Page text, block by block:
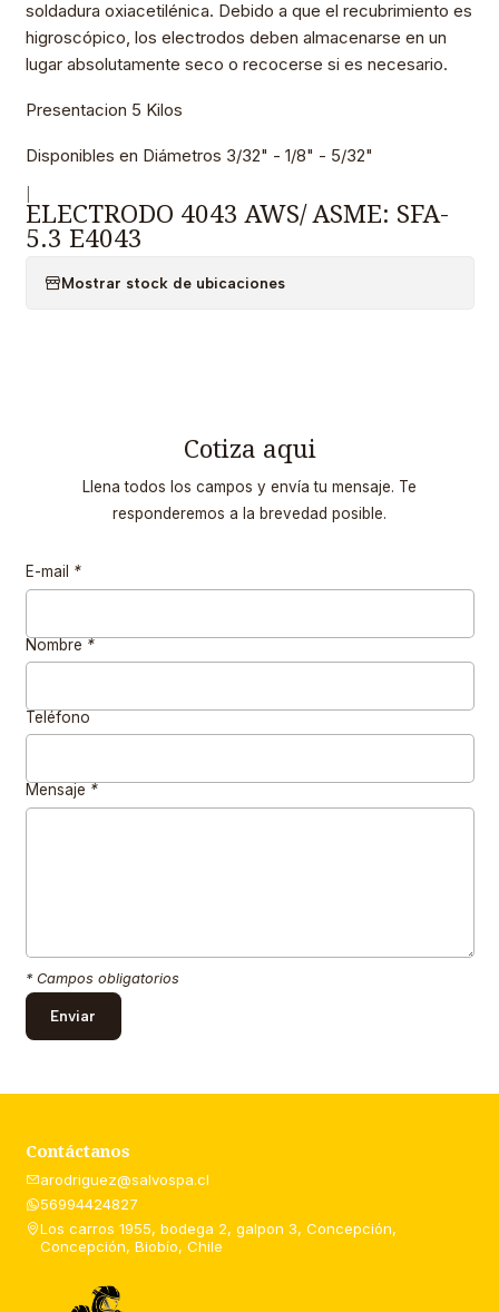
soldadura oxiacetilénica. Debido a que el recubrimiento es
higroscópico, los electrodos deben almacenarse en un
lugar absolutamente seco o recocerse si es necesario.
Presentacion 5 Kilos
Disponibles en Diámetros 3/32" - 1/8" - 5/32"
ELECTRODO 4043 AWS/ ASME: SFA-
5.3 E4043
Mostrar stock de ubicaciones
Cotiza aqui
Llena todos los campos y envía tu mensaje. Te
responderemos a la brevedad posible.
E-mail *
Nombre*
Teléfono
Mensaje *
* Campos obligatorios
Contáctanos
arodriguez@salvospa.cl
56994424827
Los carros 1955, bodega 2, galpon 3, Concepción,
Concepción, Biobío, Chile